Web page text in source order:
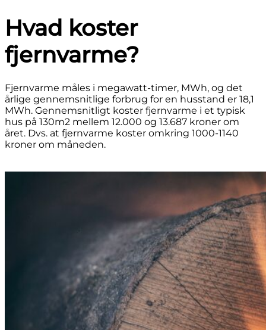
Hvad koster
fjernvarme?
Fjernvarme måles i megawatt-timer, MWh, og det
årlige gennemsnitlige forbrug for en husstand er 18,1
MWh. Gennemsnitligt koster fjernvarme i et typisk
hus på 130m2 mellem 12.000 og 13.687 kroner om
året. Dvs. at fjernvarme koster omkring 1000-1140
kroner om måneden.